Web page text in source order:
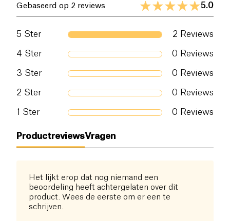
Gebaseerd op 2 reviews 5.0
5 Ster 2 Reviews
4 Ster 0 Reviews
3 Ster 0 Reviews
2 Ster 0 Reviews
1 Ster 0 Reviews
ProductreviewsVragen
Het lijkt erop dat nog niemand een
beoordeling heeft achtergelaten over dit
product. Wees de eerste om er een te
schrijven.